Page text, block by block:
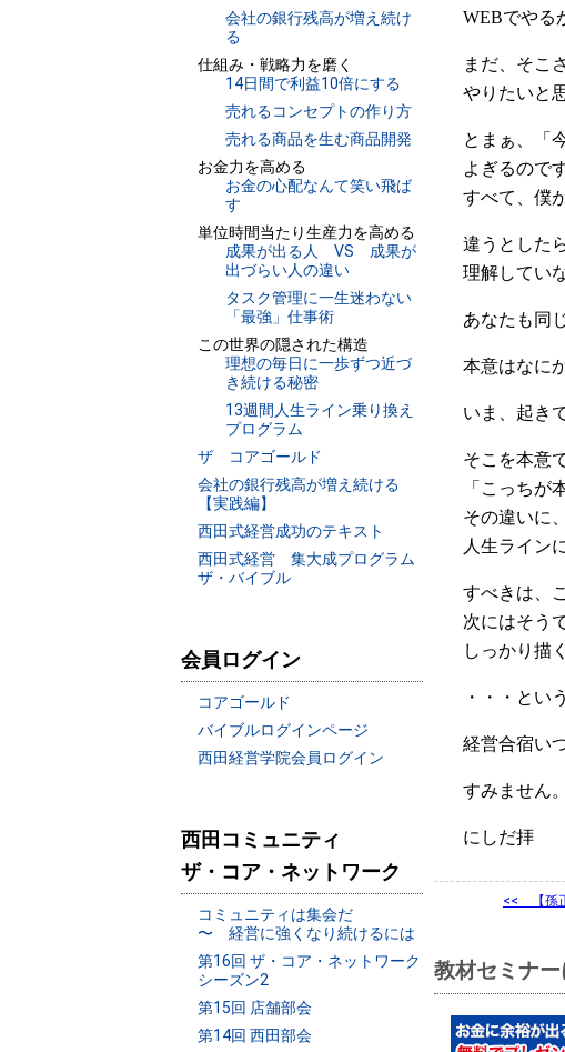
WEBでやる
まだ、そこ
やりたいと
とまぁ、「
よぎるので
すべて、僕
違うとした
理解してい
あなたも同
本意はなに
いま、起き
そこを本意
「こっちが
その違いに
人生ライン
すべきは、
次にはそう
しっかり描
・・・とい
経営合宿い
すみません
にしだ拝
<< 【
教材セミナ
会社の銀行残高が増え続け
る
仕組み・戦略力を磨く
14日間で利益10倍にする
売れるコンセプトの作り方
売れる商品を生む商品開発
お金力を高める
お金の心配なんて笑い飛ば
す
単位時間当たり生産力を高める
成果が出る人 VS 成果が
出づらい人の違い
タスク管理に一生迷わない
「最強」仕事術
この世界の隠された構造
理想の毎日に一歩ずつ近づ
き続ける秘密
13週間人生ライン乗り換え
プログラム
ザ コアゴールド
会社の銀行残高が増え続ける
【実践編】
西田式経営成功のテキスト
西田式経営 集大成プログラム
ザ・バイブル
会員ログイン
コアゴールド
バイブルログインページ
西田経営学院会員ログイン
西田コミュニティ
ザ・コア・ネットワーク
コミュニティは集会だ
〜 経営に強くなり続けるには
第16回 ザ・コア・ネットワーク
シーズン2
第15回 店舗部会
第14回 西田部会